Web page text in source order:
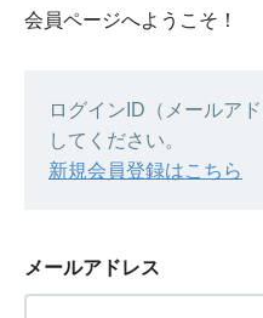
会員ページへようこそ！
ログインID（メールア
してください。
新規会員登録はこちら
メールアドレス